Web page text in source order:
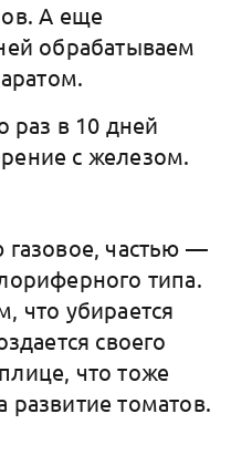
А еще
обрабатываем
раз в 10 дней
с железом.
газовое, частью —
типа.
что убирается
своего
что тоже
развитие томатов.